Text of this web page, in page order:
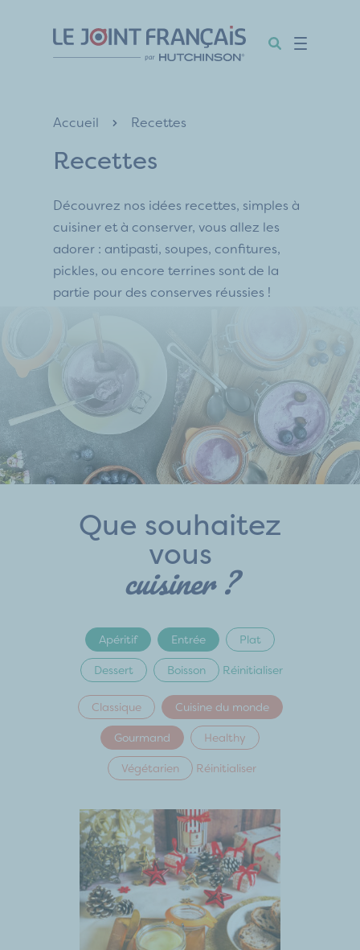
Accueil Recettes
Recettes
Découvrez nos idées recettes, simples à
cuisiner et à conserver, vous allez les
adorer : antipasti, soupes, confitures,
pickles, ou encore terrines sont de la
partie pour des conserves réussies !
Que souhaitez
vous
cuisiner ?
Apéritif Entrée Plat
Dessert Boisson Réinitialiser
Classique Cuisine du monde
Gourmand Healthy
Végétarien Réinitialiser